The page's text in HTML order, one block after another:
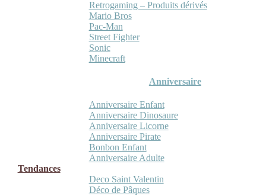
Retrogaming – Produits dérivés
Mario Bros
Pac-Man
Street Fighter
Sonic
Minecraft
Anniversaire
Anniversaire Enfant
Anniversaire Dinosaure
Anniversaire Licorne
Anniversaire Pirate
Bonbon Enfant
Anniversaire Adulte
Tendances
Deco Saint Valentin
Déco de Pâques